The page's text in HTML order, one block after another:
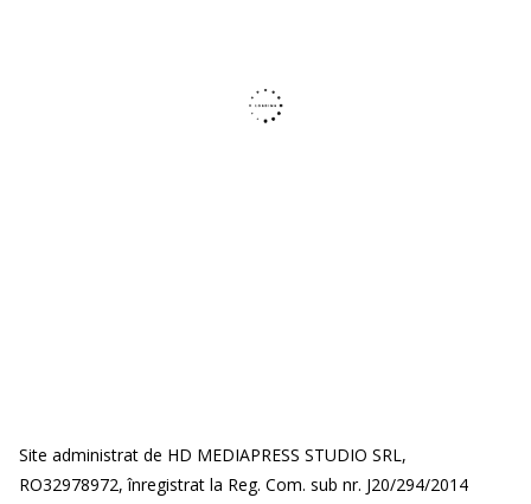
Site administrat de HD MEDIAPRESS STUDIO SRL,
RO32978972, înregistrat la Reg. Com. sub nr. J20/294/2014